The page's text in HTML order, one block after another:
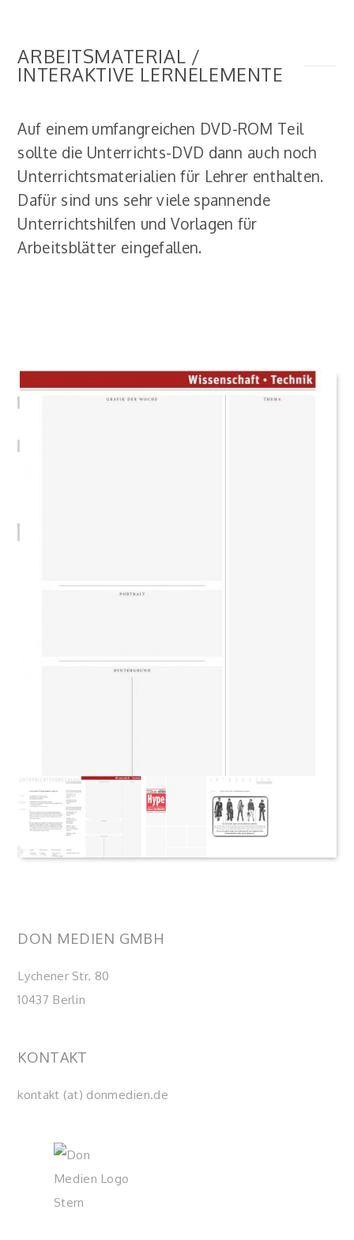
ARBEITSMATERIAL /
INTERAKTIVE LERNELEMENTE
Auf einem umfangreichen DVD-ROM Teil
sollte die Unterrichts-DVD dann auch noch
Unterrichtsmaterialien für Lehrer enthalten.
Dafür sind uns sehr viele spannende
Unterrichtshilfen und Vorlagen für
Arbeitsblätter eingefallen.
DON MEDIEN GMBH
Lychener Str. 80
10437 Berlin
KONTAKT
kontakt (at) donmedien.de